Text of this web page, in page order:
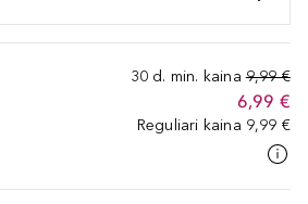
30 d. min. kaina 9,99 €
6,99 €
Reguliari kaina 9,99 €